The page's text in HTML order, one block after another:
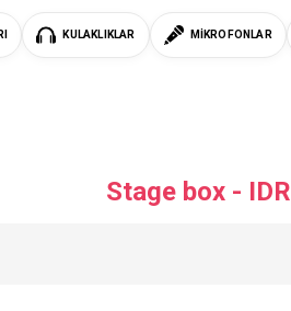
KULAKLIKLAR MIKROFONLAR
Stage box - IDR